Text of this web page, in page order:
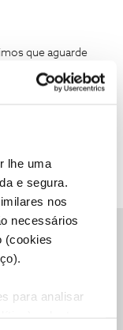
lhe uma
e segura.
nos
necessários
(cookies
para analisar
que aguarde
onde já
Marque
comentários.
"Seguir", para estar